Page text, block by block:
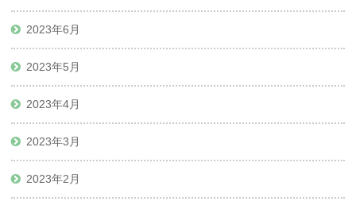
2023年6月
2023年5月
2023年4月
2023年3月
2023年2月